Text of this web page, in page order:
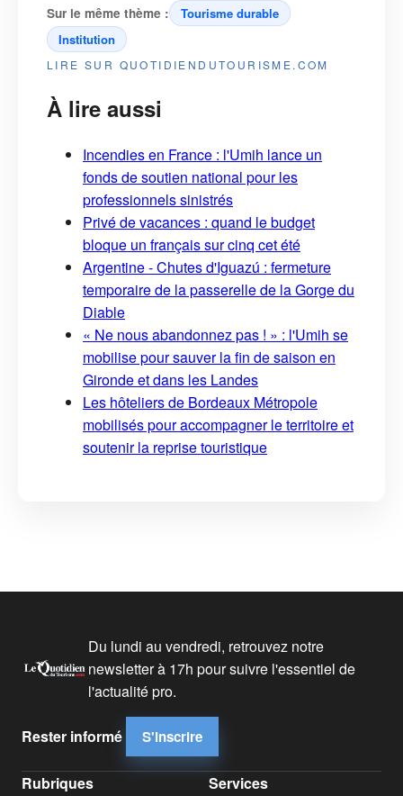
Sur le même thème :
Tourisme durable
Institution
LIRE SUR QUOTIDIENDUTOURISME.COM
À lire aussi
Incendies en France : l'Umih lance un
fonds de soutien national pour les
professionnels sinistrés
Privé de vacances : quand le budget
bloque un français sur cinq cet été
Argentine - Chutes d'Iguazú : fermeture
temporaire de la passerelle de la Gorge du
Diable
« Ne nous abandonnez pas ! » : l'Umih se
mobilise pour sauver la fin de saison en
Gironde et dans les Landes
Les hôteliers de Bordeaux Métropole
mobilisés pour accompagner le territoire et
soutenir la reprise touristique
Du lundi au vendredi, retrouvez notre
newsletter à 17h pour suivre l'essentiel de
l'actualité pro.
Rester informé S'inscrire
Rubriques Services